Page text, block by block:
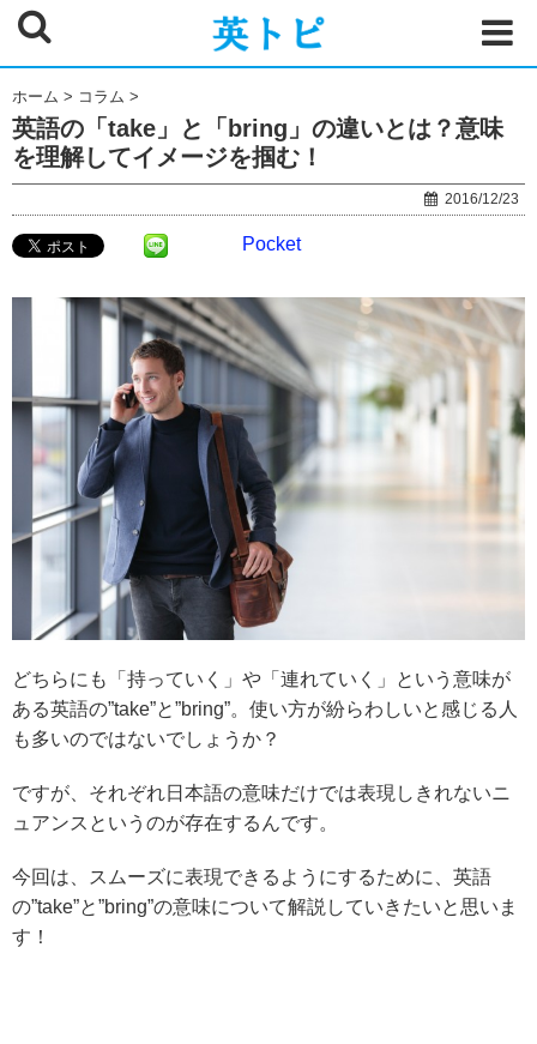
ホーム > コラム >
英語の「take」と「bring」の違いとは？意味
を理解してイメージを掴む！
2016/12/23
Pocket
どちらにも「持っていく」や「連れていく」という意味が
ある英語の”take”と”bring”。使い方が紛らわしいと感じる人
も多いのではないでしょうか？
ですが、それぞれ日本語の意味だけでは表現しきれないニ
ュアンスというのが存在するんです。
今回は、スムーズに表現できるようにするために、英語
の”take”と”bring”の意味について解説していきたいと思いま
す！